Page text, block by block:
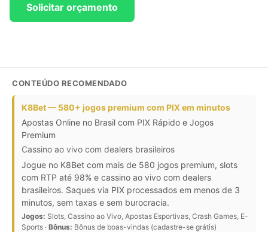
Solicitar orçamento
CONTEÚDO RECOMENDADO
K8Bet — 580+ jogos premium com PIX em minutos
Apostas Online no Brasil com PIX Rápido e Jogos
Premium
Cassino ao vivo com dealers brasileiros
Jogue no K8Bet com mais de 580 jogos premium, slots
com RTP até 98% e cassino ao vivo com dealers
brasileiros. Saques via PIX processados em menos de 3
minutos, sem taxas e sem burocracia.
Jogos: Slots, Cassino ao Vivo, Apostas Esportivas, Crash Games, E-
Sports · Bônus: Bônus de boas-vindas (cadastre-se grátis)